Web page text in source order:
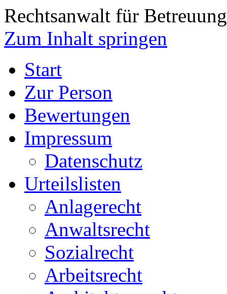
Rechtsanwalt für
Zum Inhalt springen
Start
Zur Person
Bewertungen
Impressum
Datenschutz
Urteilslisten
Anlagerecht
Anwaltsrecht
Sozialrecht
Arbeitsrecht